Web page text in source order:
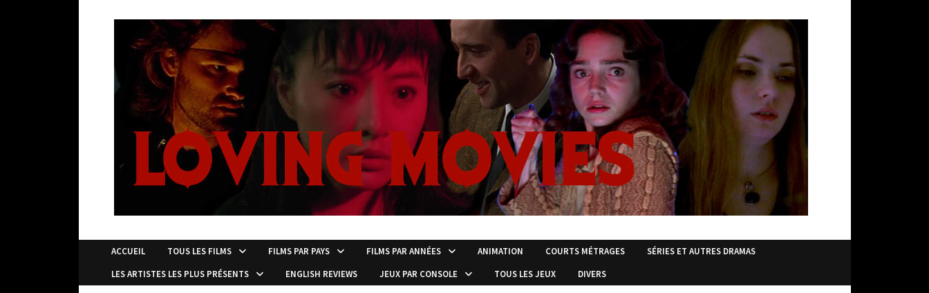
ACCUEIL TOUS LES FILMS FILMS PAR PAYS FILMS PAR ANNÉES ANIMATION COURTS MÉTRAGES
SÉRIES ET AUTRES DRAMAS
LES ARTISTES LES PLUS PRÉSENTS
ENGLISH REVIEWS JEUX PAR CONSOLE TOUS LES JEUX DIVERS